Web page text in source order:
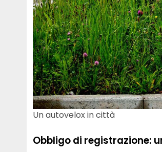
Un autovelox in città
Obbligo di registrazione: